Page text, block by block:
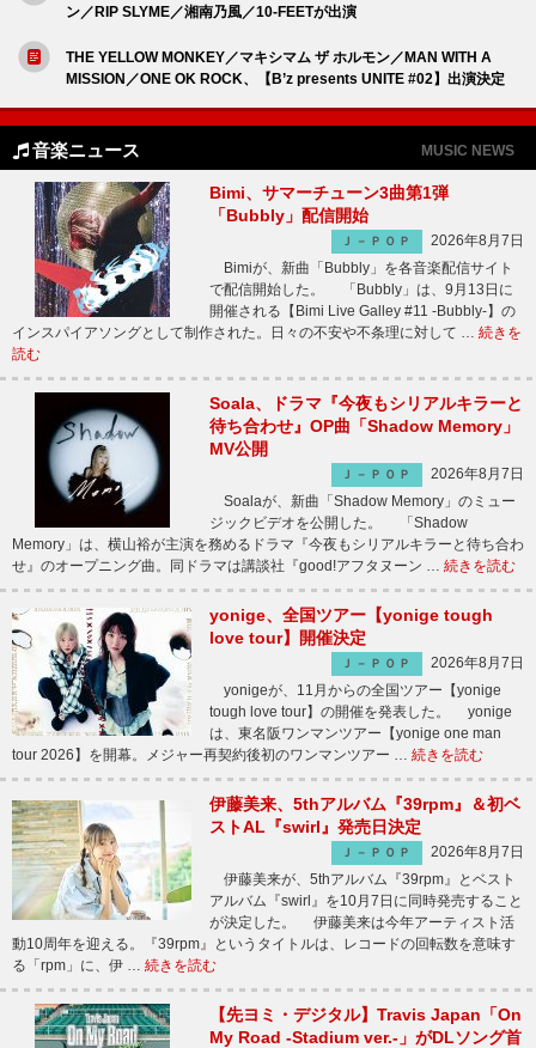
ン／RIP SLYME／湘南乃風／10-FEETが出演
THE YELLOW MONKEY／マキシマム ザ ホルモン／MAN WITH A
MISSION／ONE OK ROCK、【B’z presents UNITE #02】出演決定
音楽ニュース MUSIC NEWS
Bimi、サマーチューン3曲第1弾
「Bubbly」配信開始
Ｊ－ＰＯＰ
2026年8月7日
Bimiが、新曲「Bubbly」を各音楽配信サイト
で配信開始した。 「Bubbly」は、9月13日に
開催される【Bimi Live Galley #11 -Bubbly-】の
インスパイアソングとして制作された。日々の不安や不条理に対して … 続きを
読む
Soala、ドラマ『今夜もシリアルキラーと
待ち合わせ』OP曲「Shadow Memory」
MV公開
Ｊ－ＰＯＰ
2026年8月7日
Soalaが、新曲「Shadow Memory」のミュー
ジックビデオを公開した。 「Shadow
Memory」は、横山裕が主演を務めるドラマ『今夜もシリアルキラーと待ち合わ
せ』のオープニング曲。同ドラマは講談社『good!アフタヌーン … 続きを読む
yonige、全国ツアー【yonige tough
love tour】開催決定
Ｊ－ＰＯＰ
2026年8月7日
yonigeが、11月からの全国ツアー【yonige
tough love tour】の開催を発表した。 yonige
は、東名阪ワンマンツアー【yonige one man
tour 2026】を開幕。メジャー再契約後初のワンマンツアー … 続きを読む
伊藤美来、5thアルバム『39rpm』＆初ベ
ストAL『swirl』発売日決定
Ｊ－ＰＯＰ
2026年8月7日
伊藤美来が、5thアルバム『39rpm』とベスト
アルバム『swirl』を10月7日に同時発売すること
が決定した。 伊藤美来は今年アーティスト活
動10周年を迎える。『39rpm』というタイトルは、レコードの回転数を意味す
る「rpm」に、伊 … 続きを読む
【先ヨミ・デジタル】Travis Japan「On
My Road -Stadium ver.-」がDLソング首